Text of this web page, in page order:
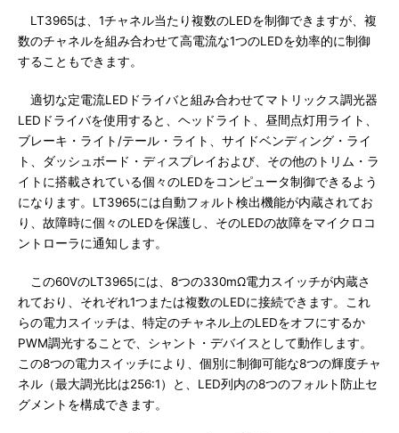
LT3965は、1チャネル当たり複数のLEDを制御できますが、複
数のチャネルを組み合わせて高電流な1つのLEDを効率的に制御
することもできます。
適切な定電流LEDドライバと組み合わせてマトリックス調光器
LEDドライバを使用すると、ヘッドライト、昼間点灯用ライト、
ブレーキ・ライト/テール・ライト、サイドベンディング・ライ
ト、ダッシュボード・ディスプレイおよび、その他のトリム・ラ
イトに搭載されている個々のLEDをコンピュータ制御できるよう
になります。LT3965には自動フォルト検出機能が内蔵されてお
り、故障時に個々のLEDを保護し、そのLEDの故障をマイクロコ
ントローラに通知します。
この60VのLT3965には、8つの330mΩ電力スイッチが内蔵さ
れており、それぞれ1つまたは複数のLEDに接続できます。これ
らの電力スイッチは、特定のチャネル上のLEDをオフにするか
PWM調光することで、シャント・デバイスとして動作します。
この8つの電力スイッチにより、個別に制御可能な8つの輝度チャ
ネル（最大調光比は256:1）と、LED列内の8つのフォルト防止セ
グメントを構成できます。